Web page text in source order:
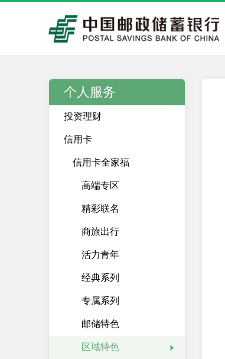
个人服务
投资理财
信用卡
信用卡全家福
高端专区
精彩联名
商旅出行
活力青年
经典系列
专属系列
邮储特色
区域特色